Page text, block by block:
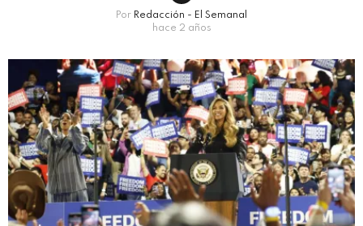
Por Redacción - El Semanal
hace 2 años